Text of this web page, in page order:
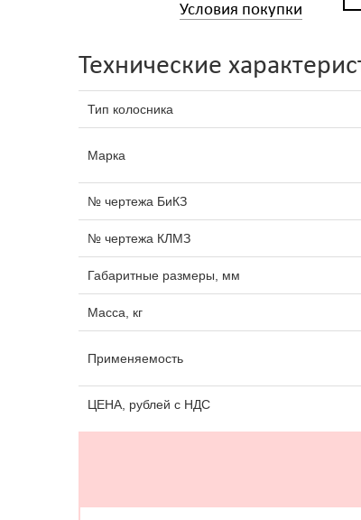
Условия покупки
Технические
Тип колосника
Марка
№ чертежа БиКЗ
№ чертежа КЛМЗ
Габаритные размеры, мм
Масса, кг
Применяемость
ЦЕНА, рублей с НДС